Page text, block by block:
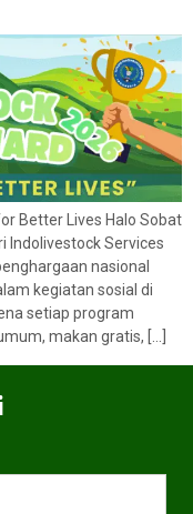
Better Lives Halo Sobat
Indolivestock Services
nasional
kegiatan sosial di
setiap program
makan gratis, […]